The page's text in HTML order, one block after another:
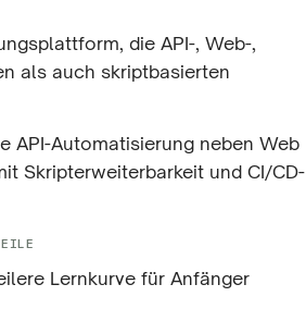
die API-, Web-,
als auch skriptbasierten
API-Automatisierung neben Web
Skripterweiterbarkeit und CI/CD-
Lernkurve für Anfänger